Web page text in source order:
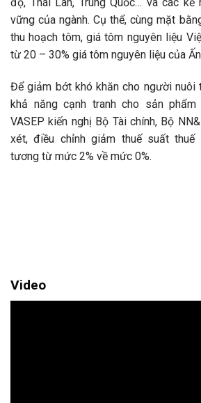
vững của ngành. Cụ thể, cùng mặt
thu hoạch tôm, giá tôm nguyên liệu
từ 20 – 30% giá tôm nguyên liệu của
Để giảm bớt khó khăn cho người nuôi
khả năng cạnh tranh cho sản
VASEP kiến nghị Bộ Tài chính, Bộ
xét, điều chỉnh giảm thuế suất thuế
tương từ mức 2% về mức 0%.
Video